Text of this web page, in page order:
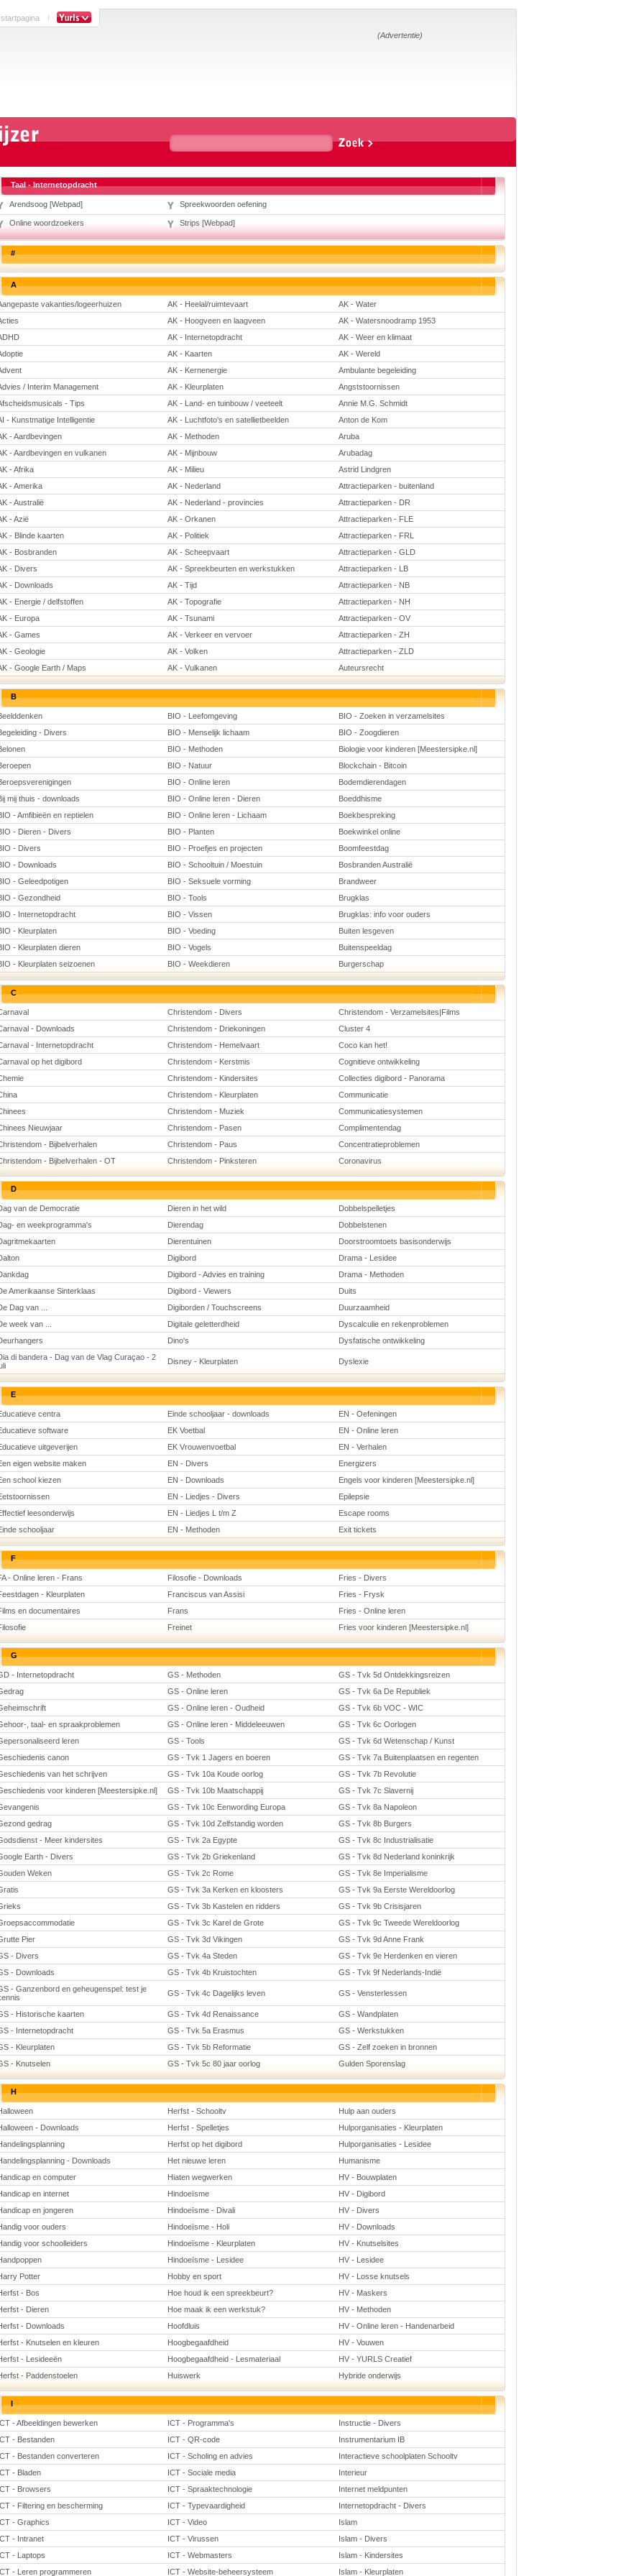
(Advertentie)
Taal - Internetopdracht
Arendsoog [Webpad] Spreekwoorden oefening
Online woordzoekers Strips [Webpad]
#
A
vakanties/logeerhuizen AK - Heelal/ruimtevaart
AK - Water
AK - Hoogveen en laagveen
AK - Watersnoodramp 1953
AK - Internetopdracht
AK - Weer en klimaat
AK - Kaarten
AK - Wereld
AK - Kernenergie
Ambulante begeleiding
/ Interim Management
AK - Kleurplaten
Angststoornissen
- Tips
AK - Land- en tuinbouw / veeteelt
Annie M.G. Schmidt
- Kunstmatige Intelligentie
AK - Luchtfoto's en satellietbeelden
Anton de Kom
- Aardbevingen
AK - Methoden
Aruba
- Aardbevingen en vulkanen
AK - Mijnbouw
Arubadag
- Afrika
AK - Milieu
Astrid Lindgren
- Amerika
AK - Nederland
Attractieparken - buitenland
- Australië
AK - Nederland - provincies
Attractieparken - DR
- Azië
AK - Orkanen
Attractieparken - FLE
- Blinde kaarten
AK - Politiek
Attractieparken - FRL
- Bosbranden
AK - Scheepvaart
Attractieparken - GLD
- Divers
AK - Spreekbeurten en werkstukken
Attractieparken - LB
- Downloads
AK - Tijd
Attractieparken - NB
- Energie / delfstoffen
AK - Topografie
Attractieparken - NH
- Europa
AK - Tsunami
Attractieparken - OV
- Games
AK - Verkeer en vervoer
Attractieparken - ZH
- Geologie
AK - Volken
Attractieparken - ZLD
- Google Earth / Maps
AK - Vulkanen Auteursrecht
B
BIO - Leefomgeving
BIO - Zoeken in verzamelsites
- Divers
BIO - Menselijk lichaam
BIO - Zoogdieren
BIO - Methoden
Biologie voor kinderen [Meestersipke.nl]
BIO - Natuur
Blockchain - Bitcoin
BIO - Online leren
Bodemdierendagen
mij thuis - downloads
BIO - Online leren - Dieren
Boeddhisme
- Amfibieën en reptielen
BIO - Online leren - Lichaam
Boekbespreking
- Dieren - Divers
BIO - Planten
Boekwinkel online
- Divers
BIO - Proefjes en projecten
Boomfeestdag
- Downloads
BIO - Schooltuin / Moestuin
Bosbranden Australië
- Geleedpotigen
BIO - Seksuele vorming
Brandweer
- Gezondheid
BIO - Tools
Brugklas
- Internetopdracht
BIO - Vissen
Brugklas: info voor ouders
- Kleurplaten
BIO - Voeding
Buiten lesgeven
- Kleurplaten dieren
BIO - Vogels
Buitenspeeldag
- Kleurplaten seizoenen
BIO - Weekdieren Burgerschap
C
Christendom - Divers
Christendom - Verzamelsites|Films
- Downloads
Christendom - Driekoningen
Cluster 4
- Internetopdracht
Christendom - Hemelvaart
Coco kan het!
op het digibord
Christendom - Kerstmis
Cognitieve ontwikkeling
Christendom - Kindersites
Collecties digibord - Panorama
Christendom - Kleurplaten
Communicatie
Christendom - Muziek
Communicatiesystemen
Nieuwjaar
Christendom - Pasen
Complimentendag
- Bijbelverhalen
Christendom - Paus
Concentratieproblemen
- Bijbelverhalen - OT
Christendom - Pinksteren Coronavirus
D
van de Democratie Dieren in het wild
Dobbelspelletjes
en weekprogramma's
Dierendag
Dobbelstenen
Dierentuinen
Doorstroomtoets basisonderwijs
Digibord
Drama - Lesidee
Digibord - Advies en training
Drama - Methoden
Amerikaanse Sinterklaas
Digibord - Viewers
Duits
Dag van ...
Digiborden / Touchscreens
Duurzaamheid
week van ...
Digitale geletterdheid
Dyscalculie en rekenproblemen
Dino's
Dysfatische ontwikkeling
di bandera - Dag van de Vlag Curaçao - 2
Disney - Kleurplaten Dyslexie
E
centra Einde schooljaar - downloads
EN - Oefeningen
software
EK Voetbal
EN - Online leren
uitgeverijen
EK Vrouwenvoetbal
EN - Verhalen
eigen website maken
EN - Divers
Energizers
school kiezen
EN - Downloads
Engels voor kinderen [Meestersipke.nl]
EN - Liedjes - Divers
Epilepsie
leesonderwijs
EN - Liedjes L t/m Z
Escape rooms
schooljaar
EN - Methoden Exit tickets
F
- Online leren - Frans Filosofie - Downloads
Fries - Divers
- Kleurplaten
Franciscus van Assisi
Fries - Frysk
en documentaires
Frans
Fries - Online leren
Freinet Fries voor kinderen [Meestersipke.nl]
G
- Internetopdracht GS - Methoden
GS - Tvk 5d Ontdekkingsreizen
GS - Online leren
GS - Tvk 6a De Republiek
GS - Online leren - Oudheid
GS - Tvk 6b VOC - WIC
, taal- en spraakproblemen
GS - Online leren - Middeleeuwen
GS - Tvk 6c Oorlogen
leren
GS - Tools
GS - Tvk 6d Wetenschap / Kunst
canon
GS - Tvk 1 Jagers en boeren
GS - Tvk 7a Buitenplaatsen en regenten
van het schrijven
GS - Tvk 10a Koude oorlog
GS - Tvk 7b Revolutie
voor kinderen [Meestersipke.nl]
GS - Tvk 10b Maatschappij
GS - Tvk 7c Slavernij
GS - Tvk 10c Eenwording Europa
GS - Tvk 8a Napoleon
gedrag
GS - Tvk 10d Zelfstandig worden
GS - Tvk 8b Burgers
- Meer kindersites
GS - Tvk 2a Egypte
GS - Tvk 8c Industrialisatie
Earth - Divers
GS - Tvk 2b Griekenland
GS - Tvk 8d Nederland koninkrijk
Weken
GS - Tvk 2c Rome
GS - Tvk 8e Imperialisme
GS - Tvk 3a Kerken en kloosters
GS - Tvk 9a Eerste Wereldoorlog
GS - Tvk 3b Kastelen en ridders
GS - Tvk 9b Crisisjaren
GS - Tvk 3c Karel de Grote
GS - Tvk 9c Tweede Wereldoorlog
Pier
GS - Tvk 3d Vikingen
GS - Tvk 9d Anne Frank
- Divers
GS - Tvk 4a Steden
GS - Tvk 9e Herdenken en vieren
- Downloads
GS - Tvk 4b Kruistochten
GS - Tvk 9f Nederlands-Indië
- Ganzenbord en geheugenspel: test je
GS - Tvk 4c Dagelijks leven GS - Vensterlessen
- Historische kaarten GS - Tvk 4d Renaissance
GS - Wandplaten
- Internetopdracht
GS - Tvk 5a Erasmus
GS - Werkstukken
- Kleurplaten
GS - Tvk 5b Reformatie
GS - Zelf zoeken in bronnen
- Knutselen
GS - Tvk 5c 80 jaar oorlog Gulden Sporenslag
H
Herfst - Schooltv
Hulp aan ouders
- Downloads
Herfst - Spelletjes
Hulporganisaties - Kleurplaten
Herfst op het digibord
Hulporganisaties - Lesidee
- Downloads
Het nieuwe leren
Humanisme
en computer
Hiaten wegwerken
HV - Bouwplaten
en internet
Hindoeïsme
HV - Digibord
en jongeren
Hindoeïsme - Divali
HV - Divers
voor ouders
Hindoeïsme - Holi
HV - Downloads
voor schoolleiders
Hindoeïsme - Kleurplaten
HV - Knutselsites
Hindoeïsme - Lesidee
HV - Lesidee
Potter
Hobby en sport
HV - Losse knutsels
- Bos
Hoe houd ik een spreekbeurt?
HV - Maskers
- Dieren
Hoe maak ik een werkstuk?
HV - Methoden
- Downloads
Hoofdluis
HV - Online leren - Handenarbeid
- Knutselen en kleuren
Hoogbegaafdheid
HV - Vouwen
- Lesideeën
Hoogbegaafdheid - Lesmateriaal
HV - YURLS Creatief
- Paddenstoelen
Huiswerk Hybride onderwijs
I
- Afbeeldingen bewerken ICT - Programma's
Instructie - Divers
- Bestanden
ICT - QR-code
Instrumentarium IB
- Bestanden converteren
ICT - Scholing en advies
Interactieve schoolplaten Schooltv
- Bladen
ICT - Sociale media
Interieur
- Browsers
ICT - Spraaktechnologie
Internet meldpunten
- Filtering en bescherming
ICT - Typevaardigheid
Internetopdracht - Divers
- Graphics
ICT - Video
Islam
- Intranet
ICT - Virussen
Islam - Divers
- Laptops
ICT - Webmasters
Islam - Kindersites
- Leren programmeren
ICT - Website-beheersysteem Islam - Kleurplaten